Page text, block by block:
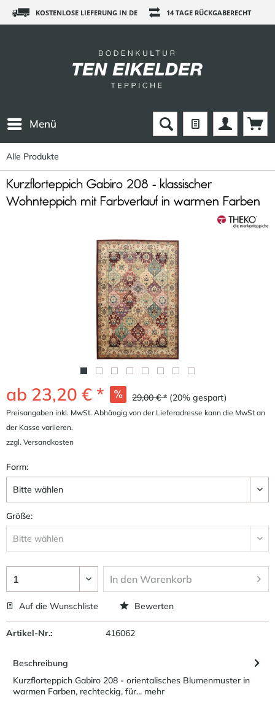
KOSTENLOSE LIEFERUNG IN DE 14 TAGE RÜCKGABERECHT
Menü
Alle Produkte
Kurzflorteppich Gabiro 208 - klassischer
Wohnteppich mit Farbverlauf in warmen Farben
ab 23,20 € * 29,00 € * (20% gespart)
Preisangaben inkl. MwSt. Abhängig von der Lieferadresse kann die MwSt an
der Kasse variieren.
zzgl. Versandkosten
Form:
Größe:
In den Warenkorb
Auf die Wunschliste Bewerten
Artikel-Nr.: 416062
Beschreibung
Kurzflorteppich Gabiro 208 - orientalisches Blumenmuster in
warmen Farben, rechteckig, für... mehr